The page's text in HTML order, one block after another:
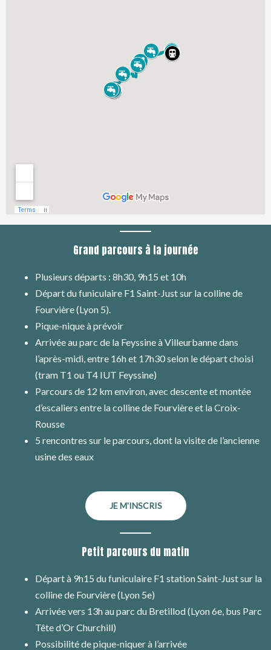
Grand parcours à la journée
Plusieurs départs : 8h30, 9h15 et 10h
Départ du funiculaire F1 Saint-Just sur la colline de
Fourvière (Lyon 5).
Pique-nique à prévoir
Arrivée au parc de la Feyssine à Villeurbanne dans
l’après-midi, entre 16h et 17h30 selon le départ choisi
(tram T1 ou T4 IUT Feyssine)
Parcours de 12 km environ, avec descente et montée
d’escaliers entre la colline de Fourvière et la Croix-
Rousse
5 rencontres sur le parcours, dont la visite de l’ancienne
usine des eaux
JE M'INSCRIS
Petit parcours du matin
Départ à 9h15 du funiculaire F1 station Saint-Just sur la
colline de Fourvière (Lyon 5e)
Arrivée vers 13h au parc du Bretillod (Lyon 6e, bus Parc
Tête d’Or Churchill)
Possibilité de pique-niquer à l’arrivée